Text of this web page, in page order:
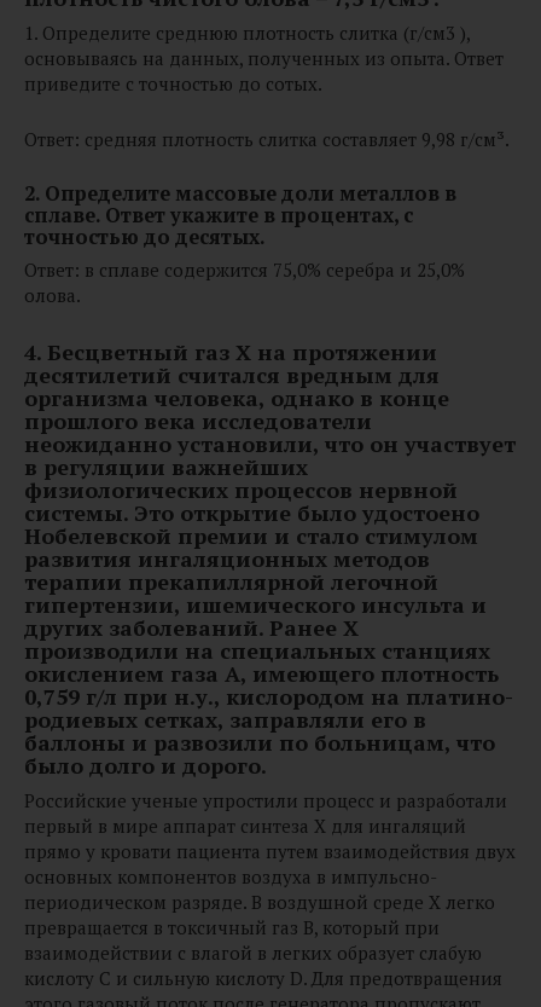
1. Определите среднюю плотность слитка (г/см3 ),
основываясь на данных, полученных из опыта. Ответ
приведите с точностью до сотых.
Ответ: средняя плотность слитка составляет 9,98 г/см³.
2. Определите массовые доли металлов в
сплаве. Ответ укажите в процентах, с
точностью до десятых.
Ответ: в сплаве содержится 75,0% серебра и 25,0%
олова.
4. Бесцветный газ X на протяжении
десятилетий считался вредным для
организма человека, однако в конце
прошлого века исследователи
неожиданно установили, что он участвует
в регуляции важнейших
физиологических процессов нервной
системы. Это открытие было удостоено
Нобелевской премии и стало стимулом
развития ингаляционных методов
терапии прекапиллярной легочной
гипертензии, ишемического инсульта и
других заболеваний. Ранее X
производили на специальных станциях
окислением газа А, имеющего плотность
0,759 г/л при н.у., кислородом на платино-
родиевых сетках, заправляли его в
баллоны и развозили по больницам, что
было долго и дорого.
Российские ученые упростили процесс и разработали
первый в мире аппарат синтеза Х для ингаляций
прямо у кровати пациента путем взаимодействия двух
основных компонентов воздуха в импульсно-
периодическом разряде. В воздушной среде Х легко
превращается в токсичный газ B, который при
взаимодействии с влагой в легких образует слабую
кислоту С и сильную кислоту D. Для предотвращения